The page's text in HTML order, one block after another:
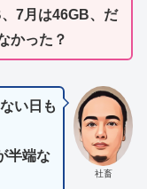
7月は46GB、だ
かった？
社畜
い日も
半端な